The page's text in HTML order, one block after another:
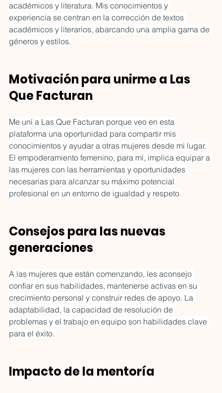
académicos y literatura. Mis conocimientos y
experiencia se centran en la corrección de textos
académicos y literarios, abarcando una amplia gama de
géneros y estilos.
Motivación para unirme a Las
Que Facturan
Me uní a Las Que Facturan porque veo en esta
plataforma una oportunidad para compartir mis
conocimientos y ayudar a otras mujeres desde mi lugar.
El empoderamiento femenino, para mí, implica equipar a
las mujeres con las herramientas y oportunidades
necesarias para alcanzar su máximo potencial
profesional en un entorno de igualdad y respeto.
Consejos para las nuevas
generaciones
A las mujeres que están comenzando, les aconsejo
confiar en sus habilidades, mantenerse activas en su
crecimiento personal y construir redes de apoyo. La
adaptabilidad, la capacidad de resolución de
problemas y el trabajo en equipo son habilidades clave
para el éxito.
Impacto de la mentoría